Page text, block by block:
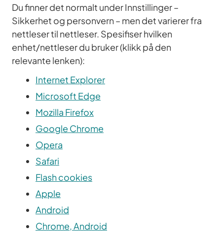
Du finner det normalt under Innstillinger –
Sikkerhet og personvern – men det varierer fra
nettleser til nettleser. Spesifiser hvilken
enhet/nettleser du bruker (klikk på den
relevante lenken):
Internet Explorer
Microsoft Edge
Mozilla Firefox
Google Chrome
Opera
Safari
Flash cookies
Apple
Android
Chrome, Android